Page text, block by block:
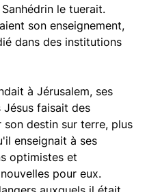
le tuerait.
son enseignement,
dans des institutions
à Jérusalem, ses
faisait des
son destin sur terre, plus
enseignait à ses
optimistes et
pour eux.